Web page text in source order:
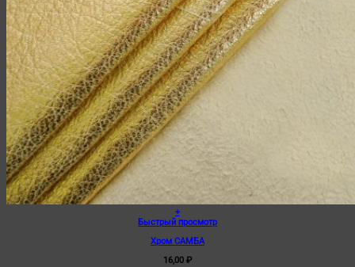
+
Быстрый просмотр
Хром САМБА
16,00 ₽